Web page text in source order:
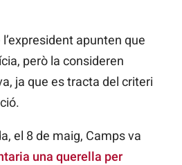
l’expresident apunten que
però la consideren
ja que es tracta del criteri
el 8 de maig, Camps va
una querella per